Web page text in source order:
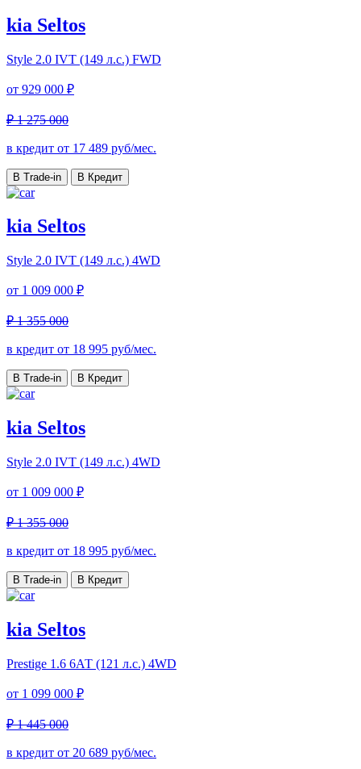
kia Seltos
Style 2.0 IVT (149 л.с.) FWD
от 929 000 ₽
₽ 1 275 000
в кредит от 17 489 руб/мес.
В Trade-in В Кредит
kia Seltos
Style 2.0 IVT (149 л.с.) 4WD
от 1 009 000 ₽
₽ 1 355 000
в кредит от 18 995 руб/мес.
В Trade-in В Кредит
kia Seltos
Style 2.0 IVT (149 л.с.) 4WD
от 1 009 000 ₽
₽ 1 355 000
в кредит от 18 995 руб/мес.
В Trade-in В Кредит
kia Seltos
Prestige 1.6 6АТ (121 л.с.) 4WD
от 1 099 000 ₽
₽ 1 445 000
в кредит от 20 689 руб/мес.